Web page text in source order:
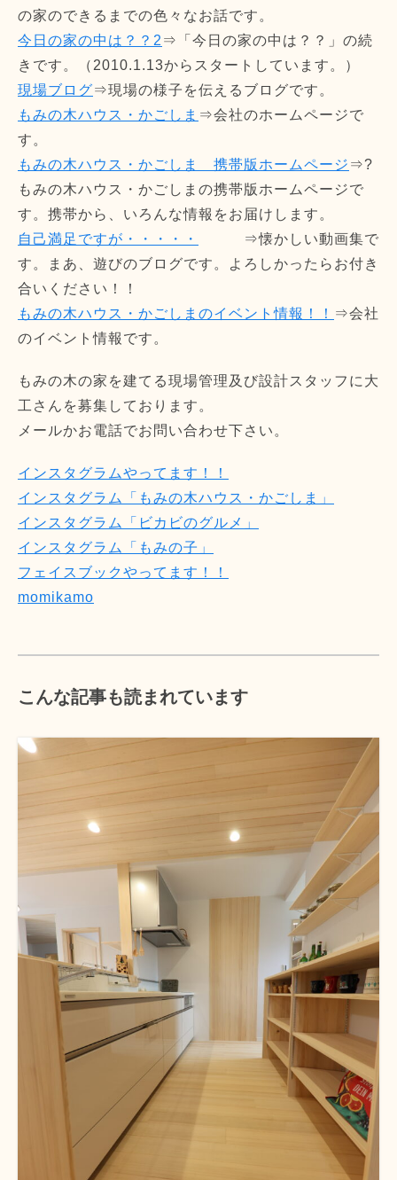
の家のできるまでの色々なお話です。
今日の家の中は？？2 ⇒「今日の家の中は？？」の続
きです。（2010.1.13からスタートしています。）
現場ブログ⇒現場の様子を伝えるブログです。
もみの木ハウス・かごしま ⇒会社のホームページで
す。
もみの木ハウス・かごしま 携帯版ホームページ ⇒?
もみの木ハウス・かごしまの携帯版ホームページで
す。携帯から、いろんな情報をお届けします。
自己満足ですが・・・・・
⇒懐かしい動画集で
す。まあ、遊びのブログです。よろしかったらお付き
合いください！！
もみの木ハウス・かごしまのイベント情報！！ ⇒会社
のイベント情報です。
もみの木の家を建てる現場管理及び設計スタッフに大
工さんを募集しております。
メールかお電話でお問い合わせ下さい。
インスタグラムやってます！！
インスタグラム「もみの木ハウス・かごしま」
インスタグラム「ビカビのグルメ」
インスタグラム「もみの子」
フェイスブックやってます！！
momikamo
こんな記事も読まれています